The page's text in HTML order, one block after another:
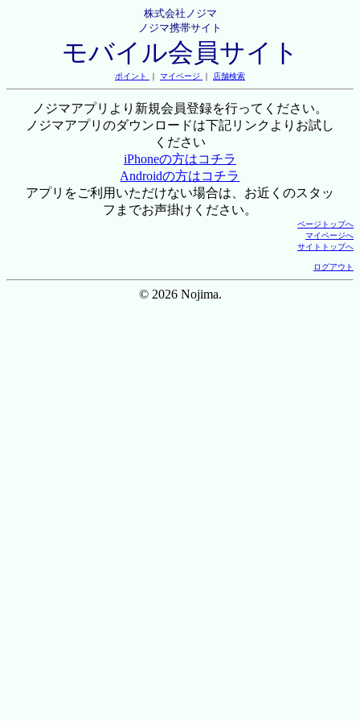
株式会社ノジマ
ノジマ携帯サイト
モバイル会員サイト
ポイント ｜ マイページ ｜ 店舗検索
ノジマアプリより新規会員登録を行ってください。
ノジマアプリのダウンロードは下記リンクよりお試し
ください
iPhoneの方はコチラ
Androidの方はコチラ
アプリをご利用いただけない場合は、お近くのスタッ
フまでお声掛けください。
ページトップへ
マイページへ
サイトトップへ
ログアウト
© 2026 Nojima.